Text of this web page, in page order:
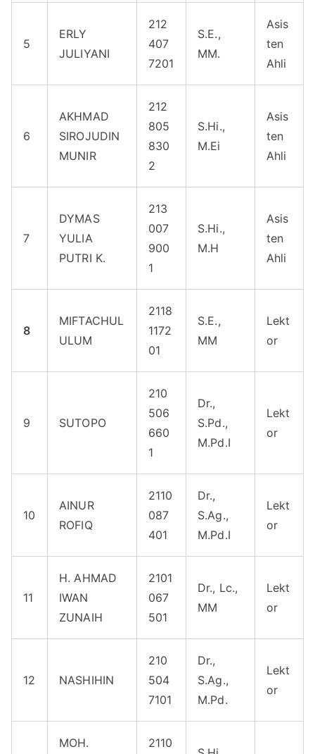
5
ERLY
JULIYANI
212
407
7201
S.E.,
MM.
Asis
ten
Ahli
6
AKHMAD
SIROJUDIN
MUNIR
212
805
830
2
S.Hi.,
M.Ei
Asis
ten
Ahli
7
DYMAS
YULIA
PUTRI K.
213
007
900
1
S.Hi.,
M.H
Asis
ten
Ahli
8
MIFTACHUL
ULUM
2118
1172
01
S.E.,
MM
Lekt
or
9 SUTOPO
210
506
660
1
Dr.,
S.Pd.,
M.Pd.I
Lekt
or
10
AINUR
ROFIQ
2110
087
401
Dr.,
S.Ag.,
M.Pd.I
Lekt
or
11
H. AHMAD
IWAN
ZUNAIH
2101
067
501
Dr., Lc.,
MM
Lekt
or
12 NASHIHIN
210
504
7101
Dr.,
S.Ag.,
M.Pd.
Lekt
or
MOH. 2110